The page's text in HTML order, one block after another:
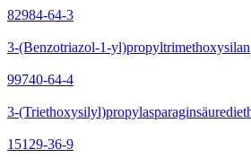
82984-64-3
3-(Benzotriazol-1-yl)propyltrimethoxysilan
99740-64-4
3-
15129-36-9